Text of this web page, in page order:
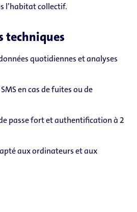
l’habitat collectif.
techniques
quotidiennes et analyses
en cas de fuites ou de
passe fort et authentification à 2
aux ordinateurs et aux